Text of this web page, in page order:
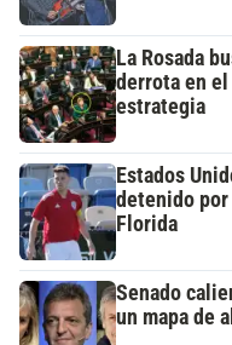
La Rosada
derrota en el
estrategia
Estados
detenido por
Florida
Senado
un mapa de